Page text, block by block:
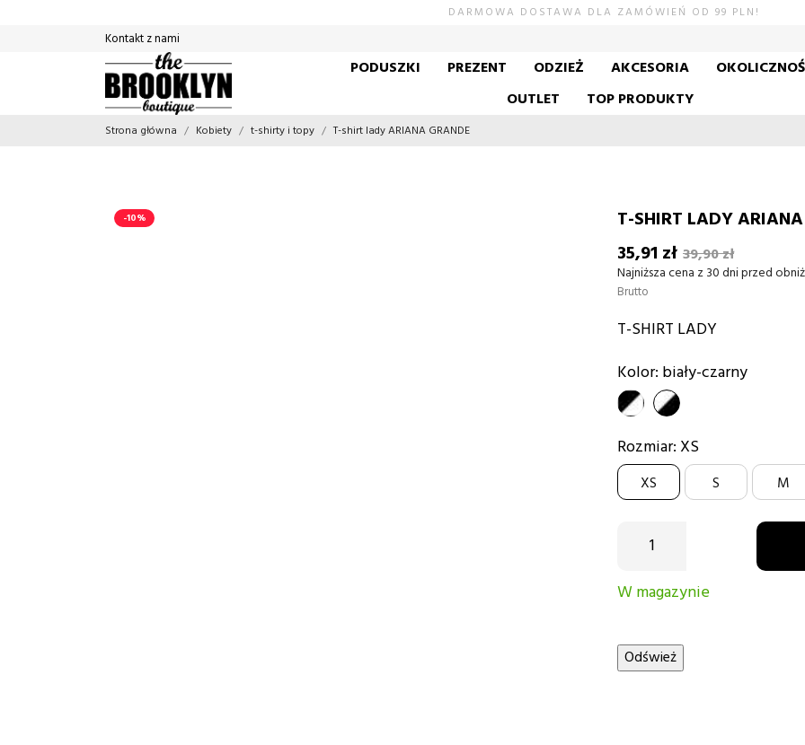
DARMOWA DOSTAWA DLA ZAMÓWIEŃ OD 99 PLN!
Kontakt z nami
PODUSZKI PREZENT ODZIEŻ AKCESORIA
OUTLET
TOP PRODUKTY
Strona główna Kobiety t-shirty i topy T-shirt lady ARIANA GRANDE
-10%
T-SHIRT LADY
35,91 zł 39,90 zł
Najniższa cena z 30 dni przed
Brutto
T-SHIRT LADY
Kolor: biały-czarny
czarno-
biały
biały-
czarny
Rozmiar: XS
XS S M
W magazynie